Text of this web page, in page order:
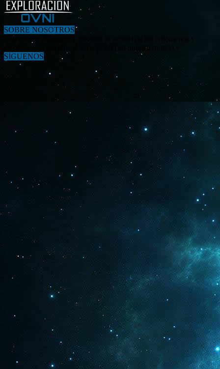
SOBRE NOSOTROS
enigmas relacionados al tema OVNI en nuestro mundo.»
SÍGUENOS